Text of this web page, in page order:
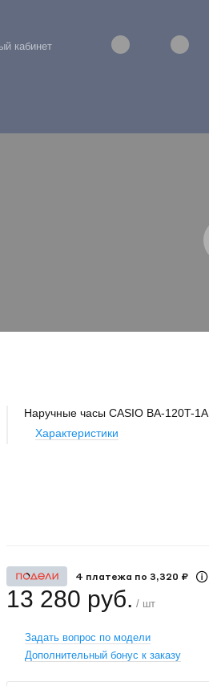
кабинет
Наручные часы CASIO BA-120T-1A
Характеристики
4 платежа по 3,320 ₽
13 280 руб. / шт
Задать вопрос по модели
Дополнительный бонус к заказу